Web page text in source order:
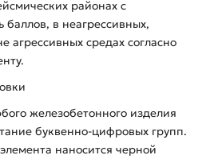
районах с
баллов, в неагрессивных,
агрессивных средах согласно
железобетонного изделия
буквенно-цифровых групп.
наносится черной